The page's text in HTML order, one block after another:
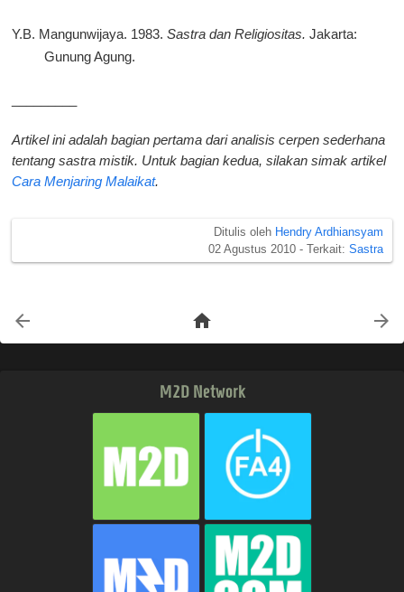
Y.B. Mangunwijaya. 1983. Sastra dan Religiositas. Jakarta:
Gunung Agung.
Artikel ini adalah bagian pertama dari analisis cerpen sederhana
tentang sastra mistik. Untuk bagian kedua, silakan simak artikel
Cara Menjaring Malaikat.
Ditulis oleh Hendry Ardhiansyam
02 Agustus 2010 - Terkait: Sastra
arrow_back arrow_forward
home
M2D Network